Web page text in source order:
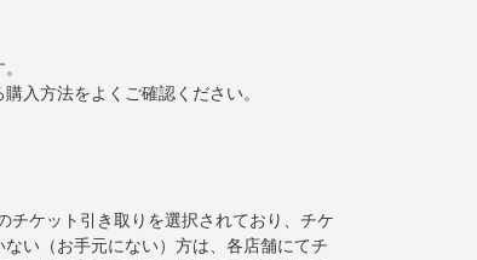
入方法をよくご確認ください。
チケット引き取りを選択されており、チケ
い（お手元にない）方は、各店舗にてチ